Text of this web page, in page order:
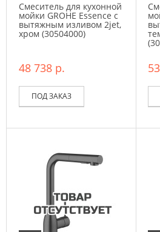
Смеситель для кухонной
мойки GROHE Essence с
вытяжным изливом 2jet,
хром (30504000)
48 738 р.
ПОД ЗАКАЗ